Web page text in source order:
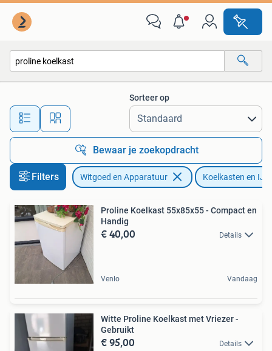
Alle afstanden…
Sorteer op
Bewaar je zoekopdracht
Filters Witgoed en Apparatuur Koelkasten en
Proline Koelkast 55x85x55 - Compact en
Handig
€ 40,00 Details
Venlo Vandaag
Witte Proline Koelkast met Vriezer -
Gebruikt
€ 95,00 Details